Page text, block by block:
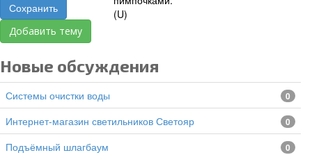
Сохранить
Добавить тему
Новые обсуждения
Системы очистки воды 0
Интернет-магазин светильников Светояр 0
подъёмный шлагбаум 0